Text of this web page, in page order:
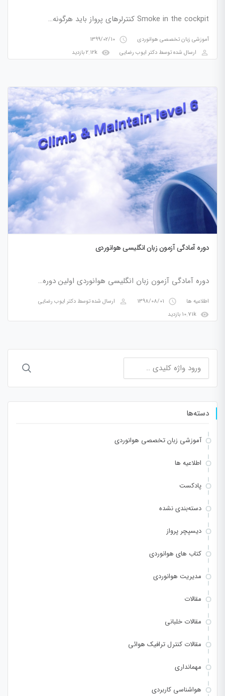
Smoke in the cockpit کنترلرهای پرواز باید هرگونه…
آموزشی زبان تخصصی هوانوردی access_time
1399/02/10
perm_identity
ارسال شده توسط دکتر ایوب رضایی visibility
دوره آمادگی آزمون زبان انگلیسی هوانوردی
دوره آمادگی آزمون زبان انگلیسی هوانوردی اولین دوره…
اطلاعیه ها access_time
1398/08/01
perm_identity ارسال شده توسط دکتر ایوب رضایی
visibility
برای:
دسته‌ها
آموزشی زبان تخصصی هوانوردی
اطلاعیه ها
پادکست
دسته‌بندی نشده
دیسپچر پرواز
کتاب های هوانوردی
مدیریت هوانوردی
مقالات
مقالات خلبانی
مقالات کنترل ترافیک هوائی
مهمانداری
هواشناسی کاربردی